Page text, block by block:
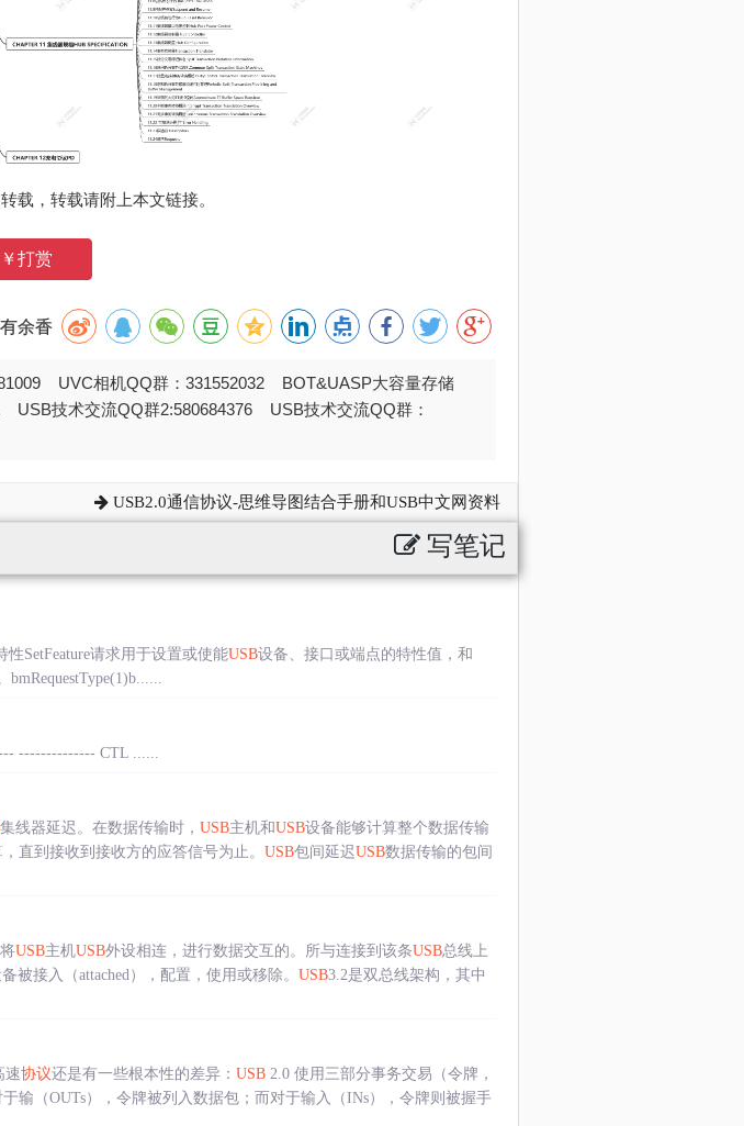
载，转载请附上本文链接。
￥打赏
余香
UVC相机QQ群：331552032 BOT&UASP大容量存储
技术交流QQ群2:580684376 USB技术交流QQ群：
USB2.0通信协议-思维导图结合手册和USB中文网资料
写笔记
SetFeature请求用于设置或使能USB设备、接口或端点的特性值，和
-------------- CTL ......
集线器延迟。在数据传输时， USB主机和USB设备能够计算整个数据传输
直到接收到接收方的应答信号为止。 USB包间延迟USB数据传输的包间
USB主机USB外设相连，进行数据交互的。所与连接到该条USB总线上
被接入（attached），配置，使用或移除。 USB3.2是双总线架构，其中
速协议还是有一些根本性的差异： USB2.0 使用三部分事务交易（令牌，
输（OUTs），令牌被列入数据包；而对于输入（INs），令牌则被握手